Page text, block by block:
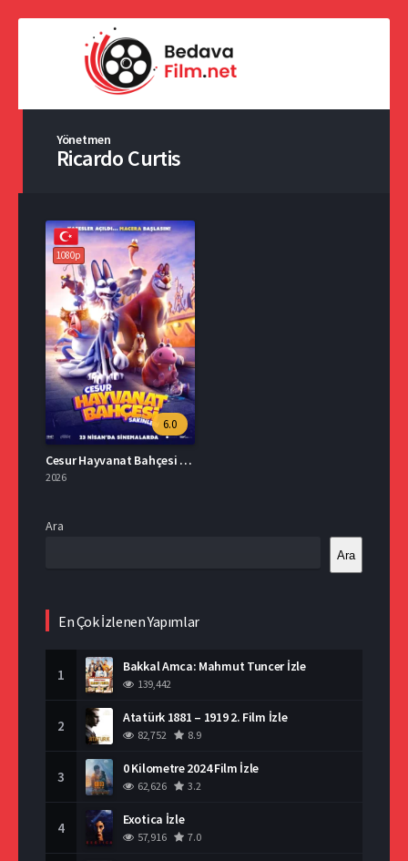
Yönetmen
Ricardo Curtis
1080p
6.0
Cesur Hayvanat Bahçesi Sakinleri Full İzle
2026
Ara
Ara
En Çok İzlenen Yapımlar
1 Bakkal Amca: Mahmut Tuncer İzle
139,442
2 Atatürk 1881 – 1919 2. Film İzle
82,752 8.9
3 0 Kilometre 2024 Film İzle
62,626 3.2
4 Exotica İzle
57,916 7.0